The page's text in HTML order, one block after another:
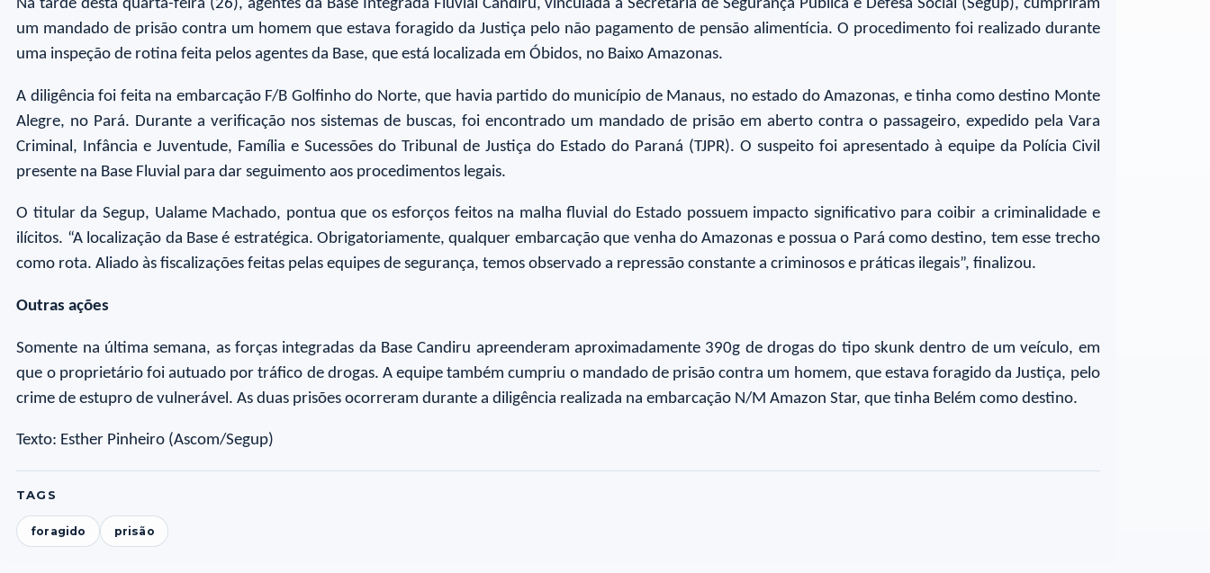
Na tarde desta quarta-feira (26), agentes da Base Integrada Fluvial Candiru, vinculada à Secretaria de Segurança Pública e Defesa Social (Segup), cumpriram
um mandado de prisão contra um homem que estava foragido da Justiça pelo não pagamento de pensão alimentícia. O procedimento foi realizado durante
uma inspeção de rotina feita pelos agentes da Base, que está localizada em Óbidos, no Baixo Amazonas.
A diligência foi feita na embarcação F/B Golfinho do Norte, que havia partido do município de Manaus, no estado do Amazonas, e tinha como destino Monte
Alegre, no Pará. Durante a verificação nos sistemas de buscas, foi encontrado um mandado de prisão em aberto contra o passageiro, expedido pela Vara
Criminal, Infância e Juventude, Família e Sucessões do Tribunal de Justiça do Estado do Paraná (TJPR). O suspeito foi apresentado à equipe da Polícia Civil
presente na Base Fluvial para dar seguimento aos procedimentos legais.
O titular da Segup, Ualame Machado, pontua que os esforços feitos na malha fluvial do Estado possuem impacto significativo para coibir a criminalidade e
ilícitos. “A localização da Base é estratégica. Obrigatoriamente, qualquer embarcação que venha do Amazonas e possua o Pará como destino, tem esse trecho
como rota. Aliado às fiscalizações feitas pelas equipes de segurança, temos observado a repressão constante a criminosos e práticas ilegais”, finalizou.
Outras ações
Somente na última semana, as forças integradas da Base Candiru apreenderam aproximadamente 390g de drogas do tipo skunk dentro de um veículo, em
que o proprietário foi autuado por tráfico de drogas. A equipe também cumpriu o mandado de prisão contra um homem, que estava foragido da Justiça, pelo
crime de estupro de vulnerável. As duas prisões ocorreram durante a diligência realizada na embarcação N/M Amazon Star, que tinha Belém como destino.
Texto: Esther Pinheiro (Ascom/Segup)
TAGS
foragido prisão